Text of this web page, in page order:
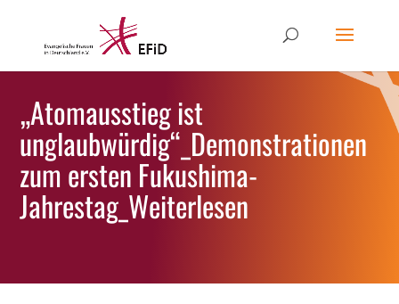
„Atomausstieg ist
unglaubwürdig“_Demonstrationen
zum ersten Fukushima-
Jahrestag_Weiterlesen